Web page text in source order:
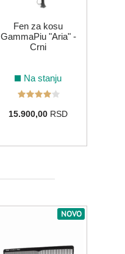
Fen za kosu
GammaPiu "Aria" -
Crni
Na stanju
15.900,00RSD
NOVO